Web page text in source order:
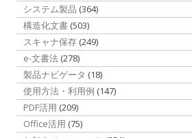
システム製品 (364)
構造化文書 (503)
スキャナ保存 (249)
e-文書法 (278)
製品ナビゲータ (18)
使用方法・利用例 (147)
PDF活用 (209)
Office活用 (75)